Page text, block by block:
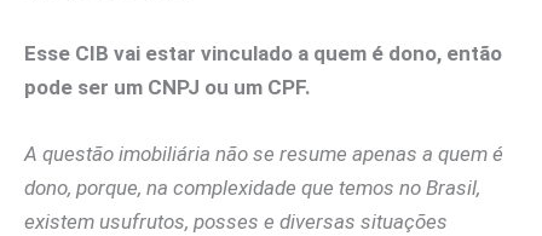
Esse CIB vai estar vinculado a quem é dono, então
pode ser um CNPJ ou um CPF.
A questão imobiliária não se resume apenas a quem é
dono, porque, na complexidade que temos no Brasil,
existem usufrutos, posses e diversas situações